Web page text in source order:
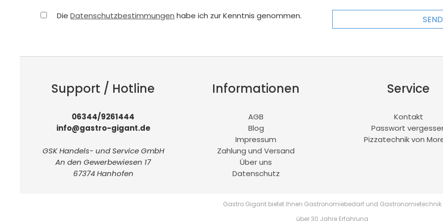
DieDatenschutzbestimmungen habe ich zur Kenntnis genommen.
Support / Hotline
06344/9261444
info@gastro-gigant.de
GSK Handels- und Service GmbH
An den Gewerbewiesen 17
67374 Hanhofen
Informationen
AGB
Blog
Impressum
Zahlung und Versand
Über uns
Datenschutz
Service
Kontakt
Passwort
Pizzatechnik von
Gastro Gigant bietet Ihnen Gastronomiebedarf und Gastronomietechnik
über 30 Jahre Erfahrung